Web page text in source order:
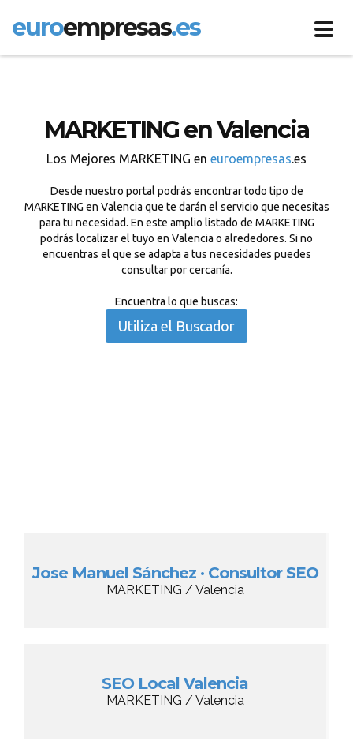
euroempresas.es
MARKETING en Valencia
Los Mejores MARKETING en euroempresas.es
Desde nuestro portal podrás encontrar todo tipo de
MARKETING en Valencia que te darán el servicio que necesitas
para tu necesidad. En este amplio listado de MARKETING
podrás localizar el tuyo en Valencia o alrededores. Si no
encuentras el que se adapta a tus necesidades puedes
consultar por cercanía.
Encuentra lo que buscas:
Utiliza el Buscador
Jose Manuel Sánchez · Consultor SEO
MARKETING / Valencia
SEO Local Valencia
MARKETING / Valencia